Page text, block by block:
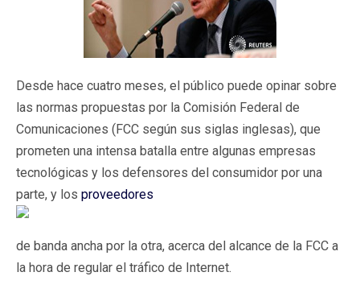
Desde hace cuatro meses, el público puede opinar sobre
las normas propuestas por la Comisión Federal de
Comunicaciones (FCC según sus siglas inglesas), que
prometen una intensa batalla entre algunas empresas
tecnológicas y los defensores del consumidor por una
parte, y los proveedores
de banda ancha por la otra, acerca del alcance de la FCC a
la hora de regular el tráfico de Internet.